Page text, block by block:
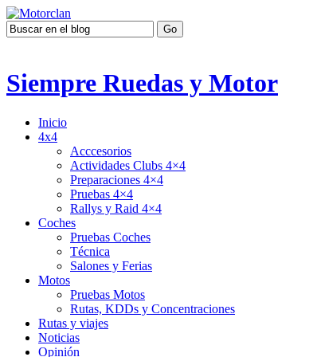
Siempre Ruedas y Motor
Inicio
4x4
Acccesorios
Actividades Clubs 4×4
Preparaciones 4×4
Pruebas 4×4
Rallys y Raid 4×4
Coches
Pruebas Coches
Técnica
Salones y Ferias
Motos
Pruebas Motos
Rutas, KDDs y Concentraciones
Rutas y viajes
Noticias
Opinión